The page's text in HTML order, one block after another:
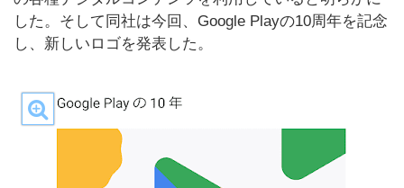
した。そして同社は今回、Google Playの10周年を記念
し、新しいロゴを発表した。